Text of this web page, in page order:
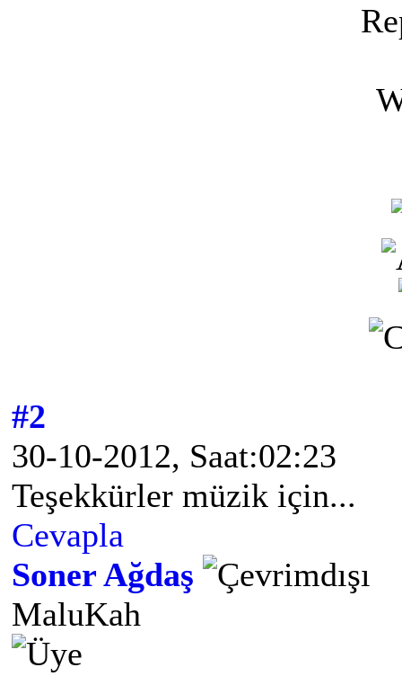
#2
30-10-2012, Saat:02:23
Teşekkürler müzik için...
Cevapla
Soner Ağdaş
MaluKah